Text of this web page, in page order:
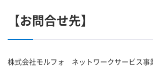
【お問合せ先】
株式会社モルフォ ネットワークサービス